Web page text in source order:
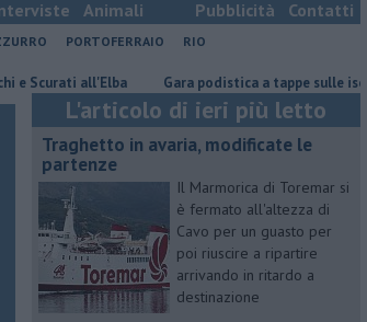
Animali Pubblicità Contatti
PORTOFERRAIO RIO
all'Elba Gara podistica a tappe sulle isole toscane
L'articolo di ieri più letto
Traghetto in avaria, modificate le
partenze
Il Marmorica di Toremar si
è fermato all'altezza di
Cavo per un guasto per
poi riuscire a ripartire
arrivando in ritardo a
destinazione